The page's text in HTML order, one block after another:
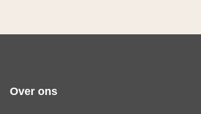
Over ons